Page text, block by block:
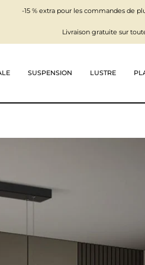
-15 % extra pour les commandes de
Livraison gratuite sur
SUSPENSION LUSTRE